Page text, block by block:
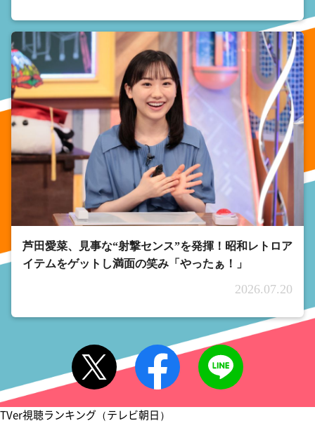
芦田愛菜、見事な“射撃センス”を発揮！昭和レトロア
イテムをゲットし満面の笑み「やったぁ！」
2026.07.20
TVer視聴ランキング（テレビ朝日）